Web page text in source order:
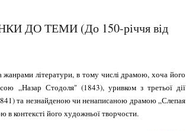
ДО ТЕМИ (До 150-річчя від
літератури, в тому числі драмою, хоча його
„Назар Стодоля" (1843), уривком з третьої дії
та незнайденою чи ненаписаною драмою „Слепая
контексті його ху­дожньої творчости.